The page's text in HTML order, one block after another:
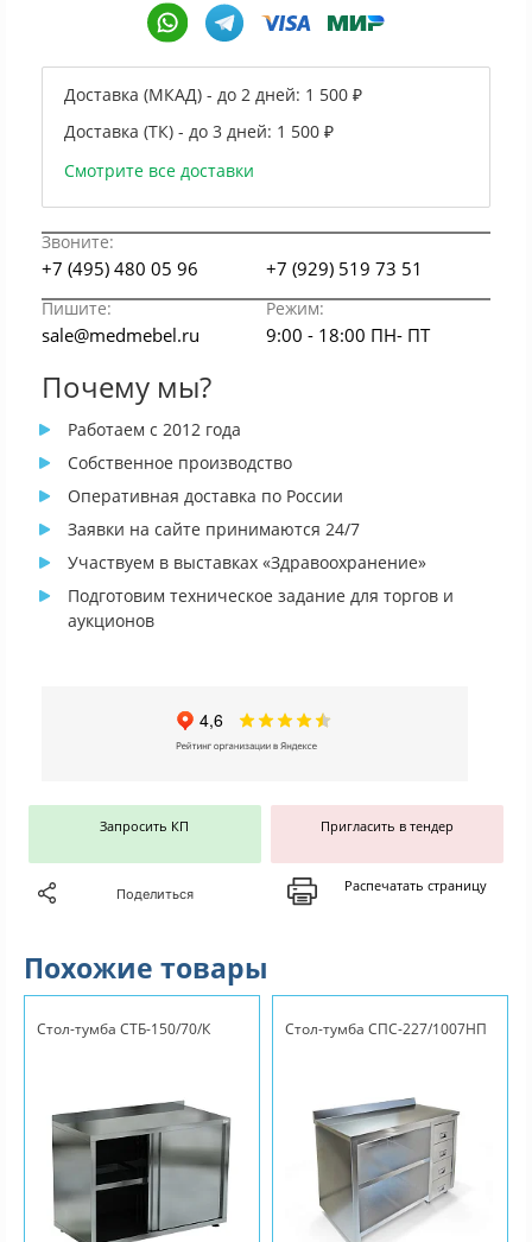
Доставка (МКАД) - до 2 дней: 1 500 ₽
Доставка (ТК) - до 3 дней: 1 500 ₽
Смотрите все доставки
Звоните:
+7 (495) 480 05 96 +7 (929) 519 73 51
Пишите: Режим:
sale@medmebel.ru 9:00 - 18:00 ПН- ПТ
Почему мы?
Работаем с 2012 года
Собственное производство
Оперативная доставка по России
Заявки на сайте принимаются 24/7
Участвуем в выставках «Здравоохранение»
Подготовим техническое задание для торгов и
аукционов
Запросить КП Пригласить в тендер
Поделиться Распечатать страницу
Похожие товары
Стол-тумба СТБ-150/70/К Стол-тумба СПС-227/1007НП